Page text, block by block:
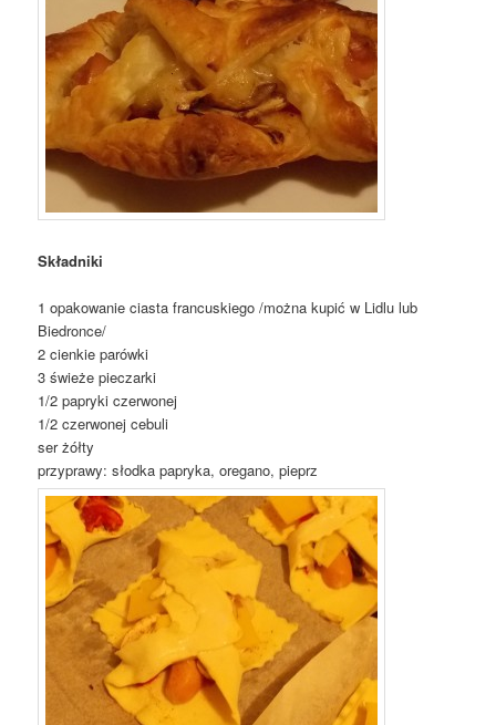
Składniki
1 opakowanie ciasta francuskiego /można kupić w Lidlu lub
Biedronce/
2 cienkie parówki
3 świeże pieczarki
1/2 papryki czerwonej
1/2 czerwonej cebuli
ser żółty
przyprawy: słodka papryka, oregano, pieprz